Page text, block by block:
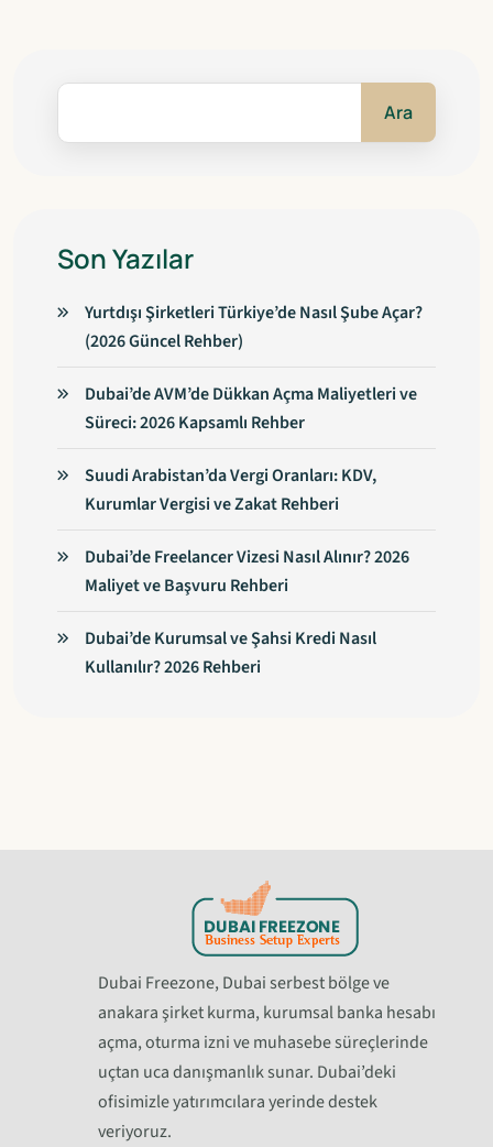
Ara
Son Yazılar
Yurtdışı Şirketleri Türkiye’de Nasıl Şube Açar?
(2026 Güncel Rehber)
Dubai’de AVM’de Dükkan Açma Maliyetleri ve
Süreci: 2026 Kapsamlı Rehber
Suudi Arabistan’da Vergi Oranları: KDV,
Kurumlar Vergisi ve Zakat Rehberi
Dubai’de Freelancer Vizesi Nasıl Alınır? 2026
Maliyet ve Başvuru Rehberi
Dubai’de Kurumsal ve Şahsi Kredi Nasıl
Kullanılır? 2026 Rehberi
Dubai Freezone, Dubai serbest bölge ve
anakara şirket kurma, kurumsal banka hesabı
açma, oturma izni ve muhasebe süreçlerinde
uçtan uca danışmanlık sunar. Dubai’deki
ofisimizle yatırımcılara yerinde destek
veriyoruz.